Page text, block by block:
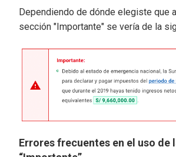
Dependiendo de dónde elegiste que
sección "Importante" se vería de la
Errores frecuentes en el uso de